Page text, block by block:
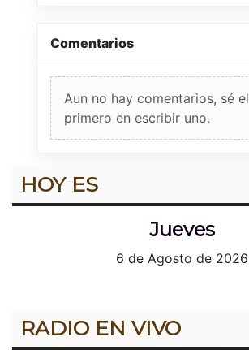
Comentarios
Aun no hay comentarios, sé el
primero en escribir uno.
HOY ES
Jueves
6 de Agosto de 2026
RADIO EN VIVO